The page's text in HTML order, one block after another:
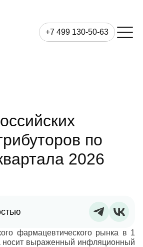
+7 499 130-50-63
по
2026
фармацевтического рынка в 1
носит выраженный инфляционный